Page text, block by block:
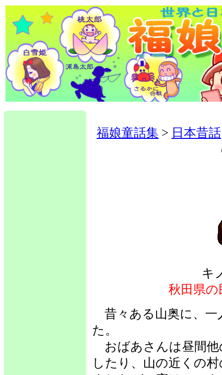
福娘童話集 > 日本昔話
キ
秋田県の
昔々ある山奥に、一
た。
おばあさんは昼間他
したり、山の近くの